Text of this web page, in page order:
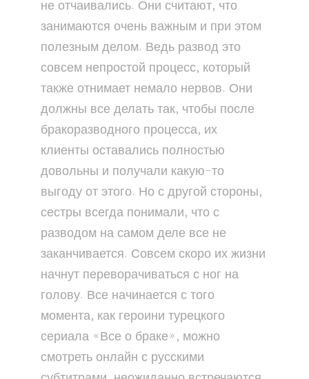
не отчаивались. Они считают, что
занимаются очень важным и при этом
полезным делом. Ведь развод это
совсем непростой процесс, который
также отнимает немало нервов. Они
должны все делать так, чтобы после
бракоразводного процесса, их
клиенты оставались полностью
довольны и получали какую-то
выгоду от этого. Но с другой стороны,
сестры всегда понимали, что с
разводом на самом деле все не
заканчивается. Совсем скоро их жизни
начнут переворачиваться с ног на
голову. Все начинается с того
момента, как героини турецкого
сериала «Все о браке», можно
смотреть онлайн с русскими